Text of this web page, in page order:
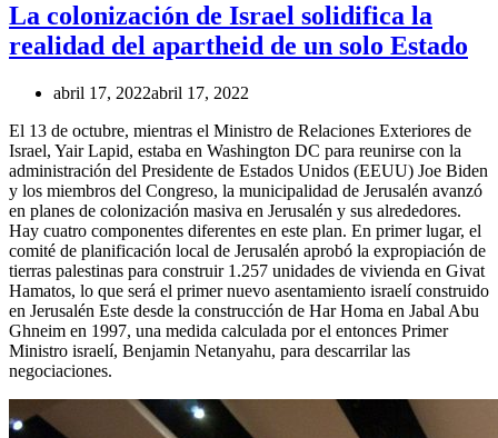
La colonización de Israel solidifica la
realidad del apartheid de un solo Estado
abril 17, 2022abril 17, 2022
El 13 de octubre, mientras el Ministro de Relaciones Exteriores de
Israel, Yair Lapid, estaba en Washington DC para reunirse con la
administración del Presidente de Estados Unidos (EEUU) Joe Biden
y los miembros del Congreso, la municipalidad de Jerusalén avanzó
en planes de colonización masiva en Jerusalén y sus alrededores.
Hay cuatro componentes diferentes en este plan. En primer lugar, el
comité de planificación local de Jerusalén aprobó la expropiación de
tierras palestinas para construir 1.257 unidades de vivienda en Givat
Hamatos, lo que será el primer nuevo asentamiento israelí construido
en Jerusalén Este desde la construcción de Har Homa en Jabal Abu
Ghneim en 1997, una medida calculada por el entonces Primer
Ministro israelí, Benjamin Netanyahu, para descarrilar las
negociaciones.